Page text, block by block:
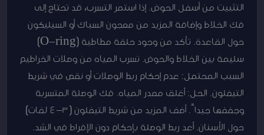
التثبيت من أسفل الحوض. إذا استمر التسرب، قد تحتاج إلى
فك الخلاط وإضافة المزيد من معجون السباك أو السيليكون
حول القاعدة. تأكد من وجود حلقة مطاطية (O-ring)
سليمة بين الخلاط والحوض. تسرب المياه من وصلات الخراطيم
السبب المحتمل: عدم إحكام ربط الوصلات أو نقص في شريط
التيفلون. الحل: أغلق مصدر المياه. فك الوصلة المتسربة
وجففها جيداً. أضف المزيد من شريط التيفلون (3-4 لفات)
حول الأسنان. أعد ربط الوصلة بإحكام دون الإفراط في الشد.